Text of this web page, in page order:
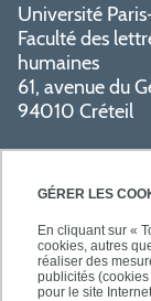
GÉRER LES
En cliquant sur «
cookies, autres
réaliser des
publicités
pour le site
Université
Faculté des
humaines
61, avenue du
94010 Créteil
PRATIQUE